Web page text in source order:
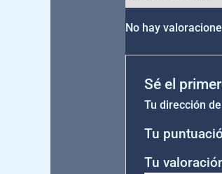
No hay
Sé el
Tu dirección
Tu
Tu